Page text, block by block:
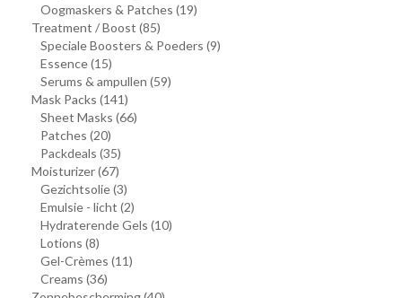
Oogmaskers & Patches (19)
Treatment / Boost (85)
Speciale Boosters & Poeders (9)
Essence(15)
Serums & ampullen (59)
Mask Packs (141)
Sheet Masks (66)
Patches (20)
Packdeals (35)
Moisturizer(67)
Gezichtsolie(3)
Emulsie - licht (2)
Hydraterende Gels (10)
Lotions (8)
Gel-Crèmes (11)
Creams (36)